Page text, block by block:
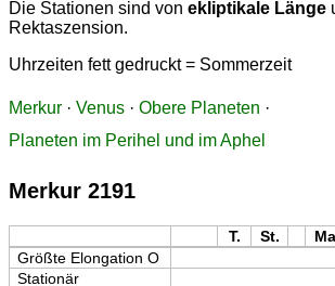
Die Stationen sind von ekliptikale Länge
Rektaszension.
Uhrzeiten fett gedruckt = Sommerzeit
Merkur · Venus · Obere Planeten ·
Planeten im Perihel und im Aphel
Merkur 2191
T. St.
Größte Elongation O
Stationär